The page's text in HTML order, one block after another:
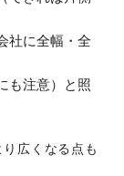
社に全幅・全
も注意）と照
広くなる点も